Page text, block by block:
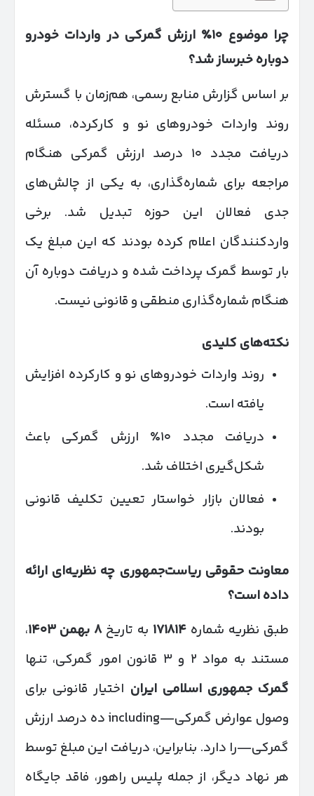
چرا موضوع ۱۰٪ ارزش گمرکی در واردات خودرو
دوباره خبرساز شد؟
بر اساس گزارش منابع رسمی، هم‌زمان با گسترش
روند واردات خودروهای نو و کارکرده، مسئله
دریافت مجدد ۱۰ درصد ارزش گمرکی هنگام
مراجعه برای شماره‌گذاری، به یکی از چالش‌های
جدی فعالان این حوزه تبدیل شد. برخی
واردکنندگان اعلام کرده بودند که این مبلغ یک
بار توسط گمرک پرداخت شده و دریافت دوباره آن
هنگام شماره‌گذاری منطقی و قانونی نیست.
نکته‌های کلیدی
روند واردات خودروهای نو و کارکرده افزایش
یافته است.
دریافت مجدد ۱۰٪ ارزش گمرکی باعث
شکل‌گیری اختلاف شد.
فعالان بازار خواستار تعیین تکلیف قانونی
بودند.
معاونت حقوقی ریاست‌جمهوری چه نظریه‌ای ارائه
داده است؟
طبق نظریه شماره۱۷۱۸۱۴ به تاریخ۸ بهمن۱۴۰۳،
مستند به مواد ۲ و ۳ قانون امور گمرکی، تنها
گمرک جمهوری اسلامی ایران اختیار قانونی برای
وصول عوارض گمرکی—including ده درصد ارزش
گمرکی—را دارد. بنابراین، دریافت این مبلغ توسط
هر نهاد دیگر، از جمله پلیس راهور، فاقد جایگاه